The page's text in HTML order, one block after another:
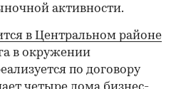
активности.
в Центральном районе
в окружении
по договору